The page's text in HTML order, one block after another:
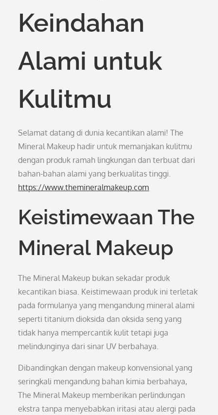
Keindahan
Alami untuk
Kulitmu
Selamat datang di dunia kecantikan alami! The
Mineral Makeup hadir untuk memanjakan kulitmu
dengan produk ramah lingkungan dan terbuat dari
bahan-bahan alami yang berkualitas tinggi.
https://www.themineralmakeup.com
Keistimewaan The
Mineral Makeup
The Mineral Makeup bukan sekadar produk
kecantikan biasa. Keistimewaan produk ini terletak
pada formulanya yang mengandung mineral alami
seperti titanium dioksida dan oksida seng yang
tidak hanya mempercantik kulit tetapi juga
melindunginya dari sinar UV berbahaya.
Dibandingkan dengan makeup konvensional yang
seringkali mengandung bahan kimia berbahaya,
The Mineral Makeup memberikan perlindungan
ekstra tanpa menyebabkan iritasi atau alergi pada